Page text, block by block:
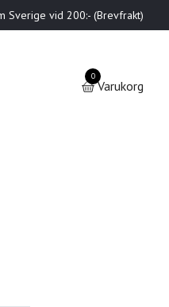
Sverige vid 200:- (Brevfrakt)
0
Varukorg